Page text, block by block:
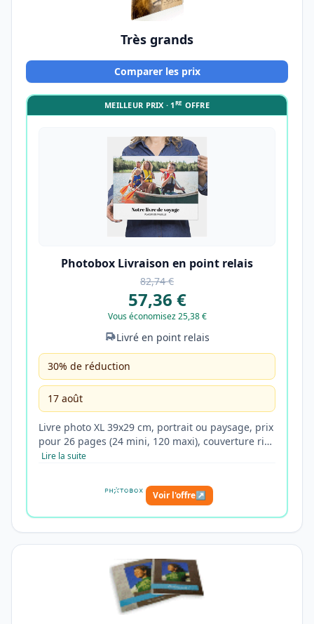
Très grands
Comparer les prix
MEILLEUR PRIX · 1RE OFFRE
Photobox Livraison en point relais
82,74 €
57,36 €
Vous économisez 25,38 €
Livré en point relais
30% de réduction
17 août
Livre photo XL 39x29 cm, portrait ou paysage, prix
pour 26 pages (24 mini, 120 maxi), couverture ri…
Lire la suite
Voir l'offre↗